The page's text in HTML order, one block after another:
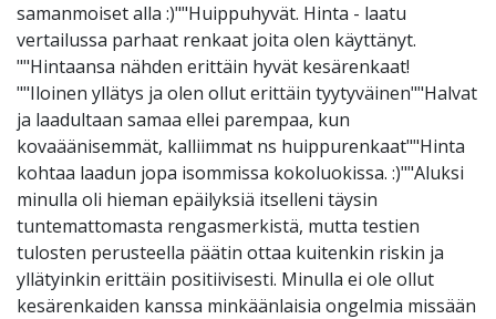
samanmoiset alla :)""Huippuhyvät. Hinta - laatu
vertailussa parhaat renkaat joita olen käyttänyt.
""Hintaansa nähden erittäin hyvät kesärenkaat!
""Iloinen yllätys ja olen ollut erittäin tyytyväinen""Halvat
ja laadultaan samaa ellei parempaa, kun
kovaäänisemmät, kalliimmat ns huippurenkaat""Hinta
kohtaa laadun jopa isommissa kokoluokissa. :)""Aluksi
minulla oli hieman epäilyksiä itselleni täysin
tuntemattomasta rengasmerkistä, mutta testien
tulosten perusteella päätin ottaa kuitenkin riskin ja
yllätyinkin erittäin positiivisesti. Minulla ei ole ollut
kesärenkaiden kanssa minkäänlaisia ongelmia missään